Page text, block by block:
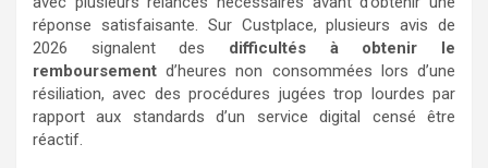
réponse satisfaisante. Sur Custplace, plusieurs avis de
2026 signalent des difficultés à obtenir le
remboursement d’heures non consommées lors d’une
résiliation, avec des procédures jugées trop lourdes par
rapport aux standards d’un service digital censé être
réactif.